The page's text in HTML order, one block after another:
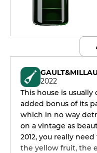
2022
This house is
added bonus of its
which in no way
on a vintage as
2012, you really
the yellow fruit, the